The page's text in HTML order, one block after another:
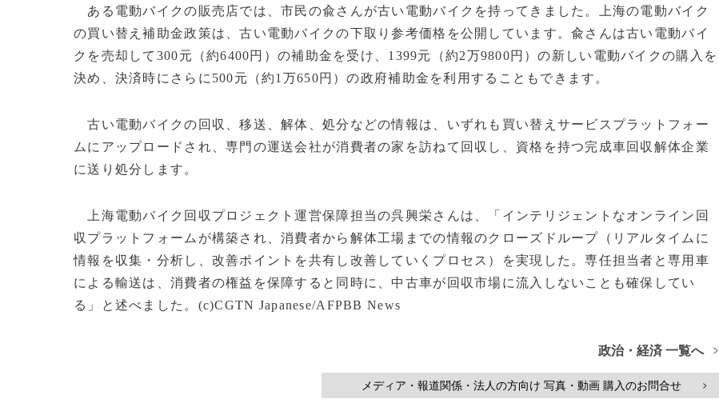
ある電動バイクの販売店では、市民の兪さんが古い電動バイクを持ってきました。上海の電動バイク
の買い替え補助金政策は、古い電動バイクの下取り参考価格を公開しています。兪さんは古い電動バイ
クを売却して300元（約6400円）の補助金を受け、1399元（約2万9800円）の新しい電動バイクの購入を
決め、決済時にさらに500元（約1万650円）の政府補助金を利用することもできます。
古い電動バイクの回収、移送、解体、処分などの情報は、いずれも買い替えサービスプラットフォー
ムにアップロードされ、専門の運送会社が消費者の家を訪ねて回収し、資格を持つ完成車回収解体企業
に送り処分します。
上海電動バイク回収プロジェクト運営保障担当の呉興栄さんは、「インテリジェントなオンライン回
収プラットフォームが構築され、消費者から解体工場までの情報のクローズドループ（リアルタイムに
情報を収集・分析し、改善ポイントを共有し改善していくプロセス）を実現した。専任担当者と専用車
による輸送は、消費者の権益を保障すると同時に、中古車が回収市場に流入しないことも確保してい
る」と述べました。(c)CGTN Japanese/AFPBB News
政治・経済 一覧へ >
メディア・報道関係・法人の方向け 写真・動画 購入のお問合せ >